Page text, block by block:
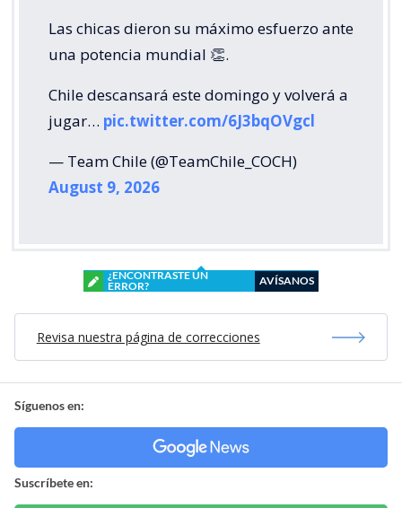
Las chicas dieron su máximo esfuerzo ante
una potencia mundial 👏.
Chile descansará este domingo y volverá a
jugar… pic.twitter.com/6J3bqOVgcl
— Team Chile (@TeamChile_COCH)
August 9, 2026
¿ENCONTRASTE UN
ERROR?
AVÍSANOS
Revisa nuestra página de correcciones
Síguenos en:
Suscríbete en: